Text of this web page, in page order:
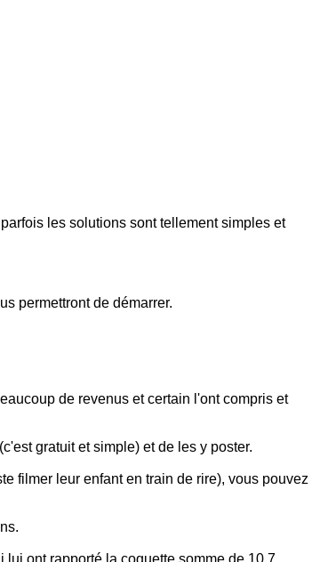
les solutions sont tellement simples et
permettront de démarrer.
de revenus et certain l'ont compris et
gratuit et simple) et de les y poster.
filmer leur enfant en train de rire), vous pouvez